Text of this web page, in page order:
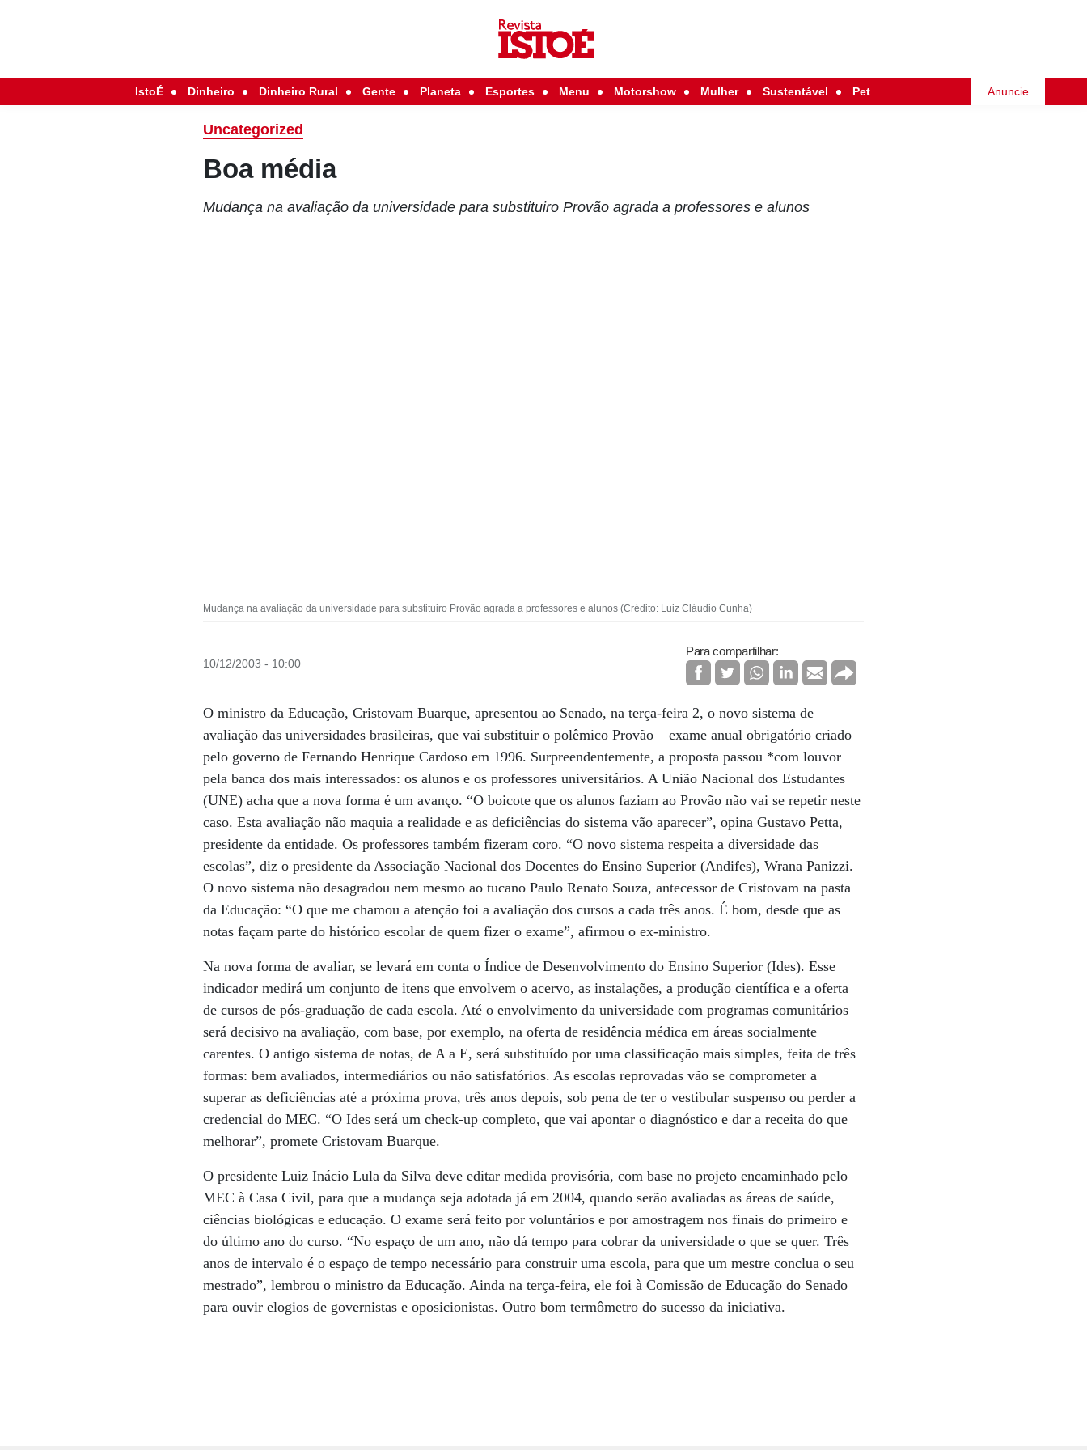
IstoÉ Dinheiro Dinheiro Rural Gente Planeta Esportes Menu Motorshow Mulher Sustentável Pet Anuncie
Uncategorized
Boa média
Mudança na avaliação da universidade para substituiro Provão agrada a professores e alunos
Mudança na avaliação da universidade para substituiro Provão agrada a professores e alunos (Crédito: Luiz Cláudio Cunha)
10/12/2003 - 10:00
Para compartilhar:
O ministro da Educação, Cristovam Buarque, apresentou ao Senado, na terça-feira 2, o novo sistema de
avaliação das universidades brasileiras, que vai substituir o polêmico Provão – exame anual obrigatório criado
pelo governo de Fernando Henrique Cardoso em 1996. Surpreendentemente, a proposta passou *com louvor
pela banca dos mais interessados: os alunos e os professores universitários. A União Nacional dos Estudantes
(UNE) acha que a nova forma é um avanço. “O boicote que os alunos faziam ao Provão não vai se repetir neste
caso. Esta avaliação não maquia a realidade e as deficiências do sistema vão aparecer”, opina Gustavo Petta,
presidente da entidade. Os professores também fizeram coro. “O novo sistema respeita a diversidade das
escolas”, diz o presidente da Associação Nacional dos Docentes do Ensino Superior (Andifes), Wrana Panizzi.
O novo sistema não desagradou nem mesmo ao tucano Paulo Renato Souza, antecessor de Cristovam na pasta
da Educação: “O que me chamou a atenção foi a avaliação dos cursos a cada três anos. É bom, desde que as
notas façam parte do histórico escolar de quem fizer o exame”, afirmou o ex-ministro.
Na nova forma de avaliar, se levará em conta o Índice de Desenvolvimento do Ensino Superior (Ides). Esse
indicador medirá um conjunto de itens que envolvem o acervo, as instalações, a produção científica e a oferta
de cursos de pós-graduação de cada escola. Até o envolvimento da universidade com programas comunitários
será decisivo na avaliação, com base, por exemplo, na oferta de residência médica em áreas socialmente
carentes. O antigo sistema de notas, de A a E, será substituído por uma classificação mais simples, feita de três
formas: bem avaliados, intermediários ou não satisfatórios. As escolas reprovadas vão se comprometer a
superar as deficiências até a próxima prova, três anos depois, sob pena de ter o vestibular suspenso ou perder a
credencial do MEC. “O Ides será um check-up completo, que vai apontar o diagnóstico e dar a receita do que
melhorar”, promete Cristovam Buarque.
O presidente Luiz Inácio Lula da Silva deve editar medida provisória, com base no projeto encaminhado pelo
MEC à Casa Civil, para que a mudança seja adotada já em 2004, quando serão avaliadas as áreas de saúde,
ciências biológicas e educação. O exame será feito por voluntários e por amostragem nos finais do primeiro e
do último ano do curso. “No espaço de um ano, não dá tempo para cobrar da universidade o que se quer. Três
anos de intervalo é o espaço de tempo necessário para construir uma escola, para que um mestre conclua o seu
mestrado”, lembrou o ministro da Educação. Ainda na terça-feira, ele foi à Comissão de Educação do Senado
para ouvir elogios de governistas e oposicionistas. Outro bom termômetro do sucesso da iniciativa.